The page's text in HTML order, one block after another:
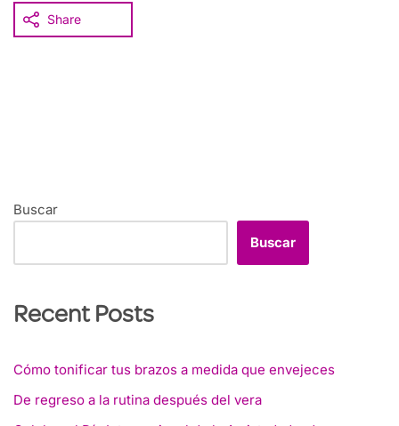
Share
Buscar
Buscar
Recent Posts
Cómo tonificar tus brazos a medida que envejeces
De regreso a la rutina después del vera